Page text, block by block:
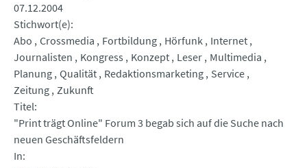
07.12.2004
Stichwort(e)
Abo Crossmedia Fortbildung Hörfunk Internet
Journalisten
Kongress Konzept Leser Multimedia
Planung Qualität Redaktionsmarketing Service
Zeitung Zukunft
Titel
"Print trägt Online" Forum 3 begab sich auf die Suche nach
neuen Geschäftsfeldern
In